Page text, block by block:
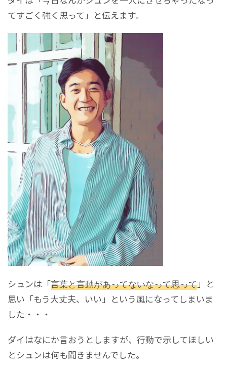
てすごく強く思って」と伝えます。
シュンは「言葉と言動があってないなって思って」と
思い「もう大丈夫、いい」という風になってしまいま
した・・・
ダイはなにか言おうとしますが、行動で示してほしい
とシュンは何も聞きませんでした。